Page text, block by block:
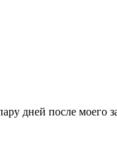
дней после моего